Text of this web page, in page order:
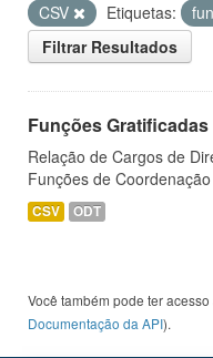
CSV
Etiquetas:
Filtrar Resultados
Funções Gratificadas
Relação de Cargos de
Funções de
CSV ODT
Você também pode ter
Documentação da API).